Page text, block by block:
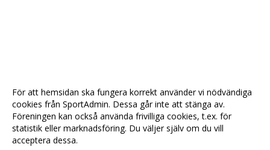
För att hemsidan ska fungera korrekt använder vi nödvändiga
cookies från SportAdmin. Dessa går inte att stänga av.
Föreningen kan också använda frivilliga cookies, t.ex. för
statistik eller marknadsföring. Du väljer själv om du vill
acceptera dessa.